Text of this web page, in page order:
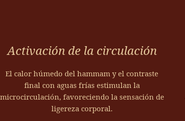
Activación de la circulación
El calor húmedo del hammam y el contraste
final con aguas frías estimulan la
microcirculación, favoreciendo la sensación de
ligereza corporal.